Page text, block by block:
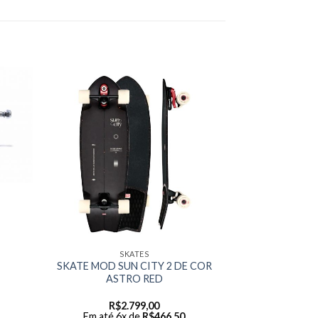
SKATES
SKATE MOD SUN CITY 2 DE COR
ASTRO RED
R$2.799,00